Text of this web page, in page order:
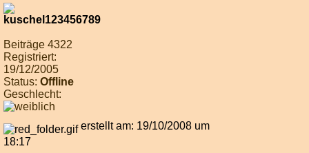
Beiträge 4322
Registriert:
19/12/2005
Status: Offline
Geschlecht:
erstellt am: 19/10/2008 um
18:17